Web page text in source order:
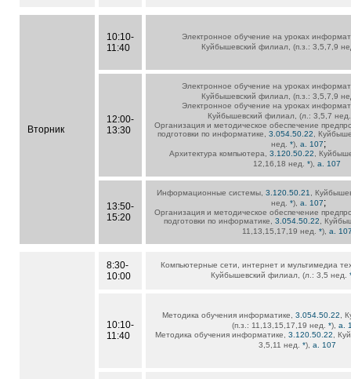
Вторник
10:10-
11:40
Электронное обучение на уроках
Куйбышевский филиал, (п.з.: 3,5,7,9
12:00-
13:30
Электронное обучение на уроках
Куйбышевский филиал, (п.з.: 3,5,7,9
Электронное обучение на уроках
Куйбышевский филиал, (л.: 3,5,7
Организация и методическое обеспечение
подготовки по информатике, 3.054.50.22 ,
нед. *), а. 107;
Архитектура компьютера, 3.120.50.22 ,
12,16,18 нед.*),а. 107
13:50-
15:20
Информационные системы,3.120.50.21
,
нед. *), а. 107;
Организация и методическое обеспечение
подготовки по информатике, 3.054.50.22 ,
11,13,15,17,19 нед. *), а.
8:30-
10:00
Компьютерные сети, интернет и мультимедиа
Куйбышевский филиал, (л.: 3,5 нед.
10:10-
11:40
Методика обучения информатике,3.054.50.22
,
(п.з.: 11,13,15,17,19 нед.*),а.
Методика обучения информатике,3.120.50.22
,
3,5,11 нед. *), а. 107